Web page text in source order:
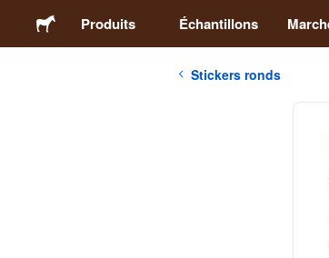
Produits Échantillons
Stickers ronds